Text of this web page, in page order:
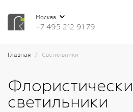
Москва
+7 495 212 91 79
Главная Светильники
светильники